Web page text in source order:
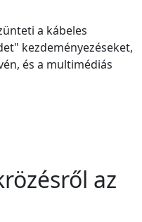
a kábeles
kezdeményezéseket,
és a multimédiás
az